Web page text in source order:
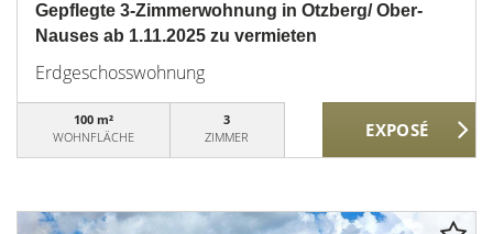
Gepflegte 3-Zimmerwohnung in Otzberg/ Ober-
Nauses ab 1.11.2025 zu vermieten
Erdgeschosswohnung
100 m²
WOHNFLÄCHE
3
ZIMMER